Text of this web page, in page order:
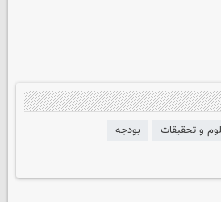
و تحقیقات
بودجه